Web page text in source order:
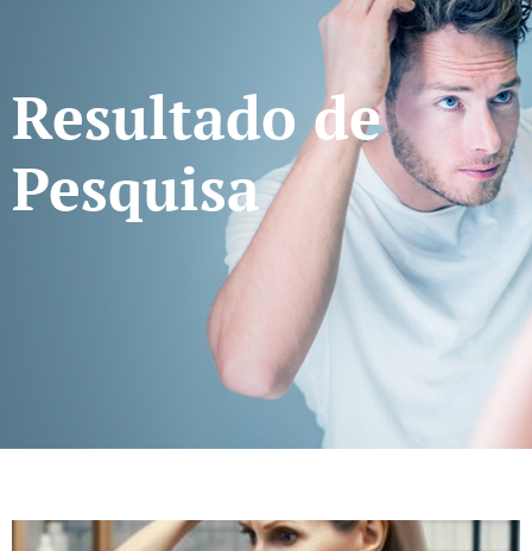
Resultado de
Pesquisa